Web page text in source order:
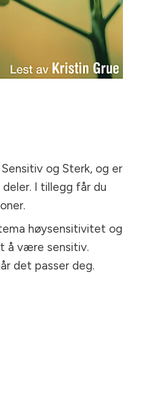
og Sterk, og er
I tillegg får du
høysensitivitet og
å være sensitiv.
det passer deg.